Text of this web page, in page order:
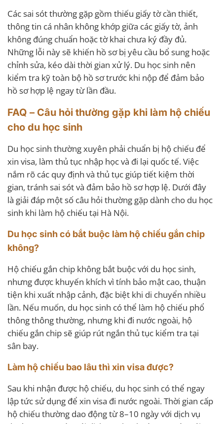
Các sai sót thường gặp gồm thiếu giấy tờ cần thiết,
thông tin cá nhân không khớp giữa các giấy tờ, ảnh
không đúng chuẩn hoặc tờ khai chưa ký đầy đủ.
Những lỗi này sẽ khiến hồ sơ bị yêu cầu bổ sung hoặc
chỉnh sửa, kéo dài thời gian xử lý. Du học sinh nên
kiểm tra kỹ toàn bộ hồ sơ trước khi nộp để đảm bảo
hồ sơ hợp lệ ngay từ lần đầu.
FAQ – Câu hỏi thường gặp khi làm hộ chiếu
cho du học sinh
Du học sinh thường xuyên phải chuẩn bị hộ chiếu để
xin visa, làm thủ tục nhập học và đi lại quốc tế. Việc
nắm rõ các quy định và thủ tục giúp tiết kiệm thời
gian, tránh sai sót và đảm bảo hồ sơ hợp lệ. Dưới đây
là giải đáp một số câu hỏi thường gặp dành cho du học
sinh khi làm hộ chiếu tại Hà Nội.
Du học sinh có bắt buộc làm hộ chiếu gắn chip
không?
Hộ chiếu gắn chip không bắt buộc với du học sinh,
nhưng được khuyến khích vì tính bảo mật cao, thuận
tiện khi xuất nhập cảnh, đặc biệt khi di chuyển nhiều
lần. Nếu muốn, du học sinh có thể làm hộ chiếu phổ
thông thông thường, nhưng khi đi nước ngoài, hộ
chiếu gắn chip sẽ giúp rút ngắn thủ tục kiểm tra tại
sân bay.
Làm hộ chiếu bao lâu thì xin visa được?
Sau khi nhận được hộ chiếu, du học sinh có thể ngay
lập tức sử dụng để xin visa đi nước ngoài. Thời gian cấp
hộ chiếu thường dao động từ 8–10 ngày với dịch vụ